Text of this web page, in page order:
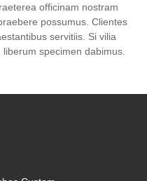
officinam nostram
possumus. Clientes
servitiis. Si vilia
specimen dabimus.